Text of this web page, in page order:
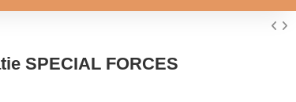
SPECIAL FORCES